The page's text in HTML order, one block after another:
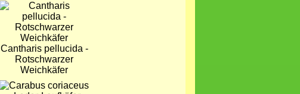
Bild
Cantharis pellucida -
Rotschwarzer
Weichkäfer
Bild